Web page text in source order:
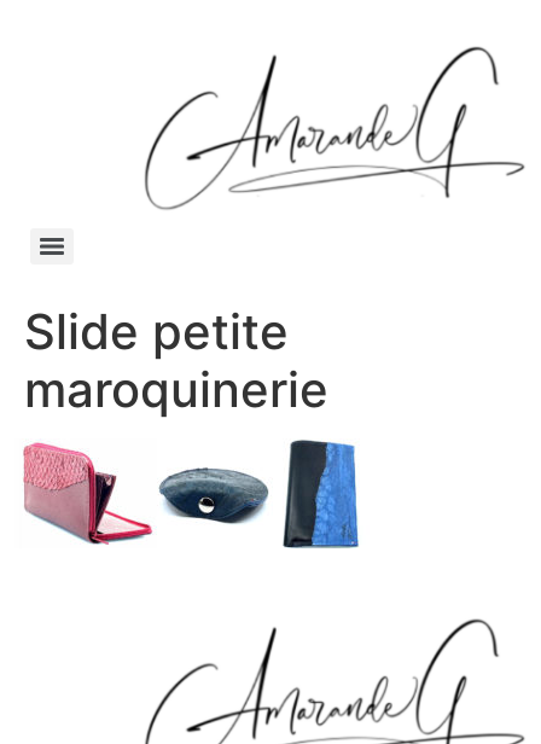
Slide petite
maroquinerie